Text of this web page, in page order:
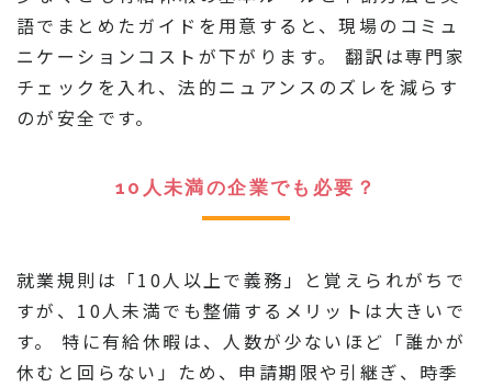
語でまとめたガイドを用意すると、現場のコミュ
ニケーションコストが下がります。 翻訳は専門家
チェックを入れ、法的ニュアンスのズレを減らす
のが安全です。
10人未満の企業でも必要？
就業規則は「10人以上で義務」と覚えられがちで
すが、10人未満でも整備するメリットは大きいで
す。 特に有給休暇は、人数が少ないほど「誰かが
休むと回らない」ため、申請期限や引継ぎ、時季